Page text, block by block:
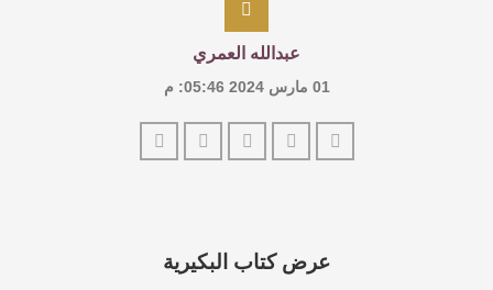
عبدالله العمري
01 مارس 2024 05:46: م
عرض كتاب البكيرية